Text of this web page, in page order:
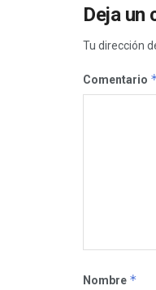
Deja un
Tu dirección
Comentario *
Nombre *